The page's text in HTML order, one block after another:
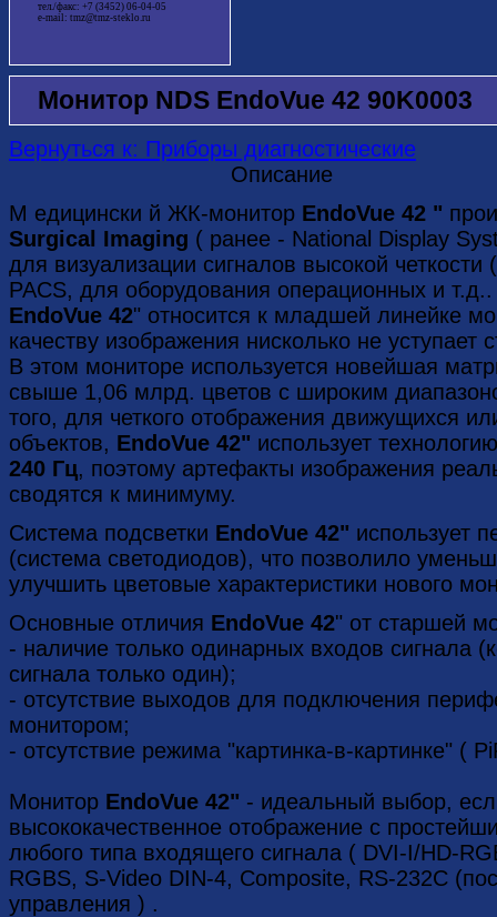
тел./факс: +7 (3452) 06-04-05
e-mail: tmz@tmz-steklo.ru
Монитор NDS EndoVue 42 90K0003
Вернуться к: Приборы диагностические
Описание
М едицински й ЖК-монитор EndoVue 42 "
Surgical Imaging ( ранее - National Display
для визуализации сигналов высокой
PACS, для оборудования операционных и т.д..
EndoVue 42" относится к младшей линейке
качеству изображения нисколько не
В этом мониторе используется новейшая
свыше 1,06 млрд. цветов с широким
того, для четкого отображения движущихся
объектов, EndoVue 42" использует
240 Гц, поэтому артефакты изображения
сводятся к минимуму.
Система подсветки EndoVue 42" использует
(система светодиодов), что позволило
улучшить цветовые характеристики нового
Основные отличия EndoVue 42" от старшей
- наличие только одинарных входов сигнала
сигнала только один);
- отсутствие выходов для подключения
монитором;
- отсутствие режима "картинка-в-картинке" (
Монитор EndoVue 42" - идеальный выбор,
высококачественное отображение с
любого типа входящего сигнала ( DVI-I/HD-
RGBS, S-Video DIN-4, Composite, RS-232C
управления ) .